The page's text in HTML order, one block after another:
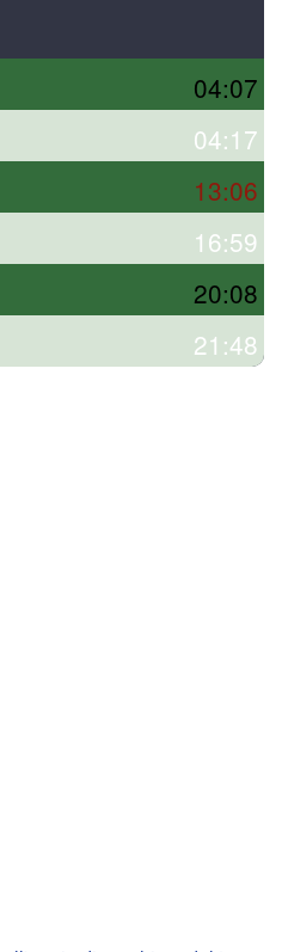
04:07
04:17
13:06
16:59
20:08
21:48